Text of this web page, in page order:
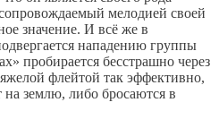
мелодией своей
значение. И всё же в
нападению группы
пробирается бесстрашно через
флейтой так эффективно,
землю, либо бросаются в